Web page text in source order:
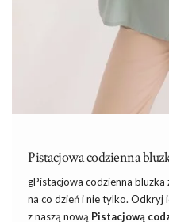
Pistacjowa codzienna
gPistacjowa codzienna
na co dzień i nie tylko. Odkryj
z naszą nową Pistacjową